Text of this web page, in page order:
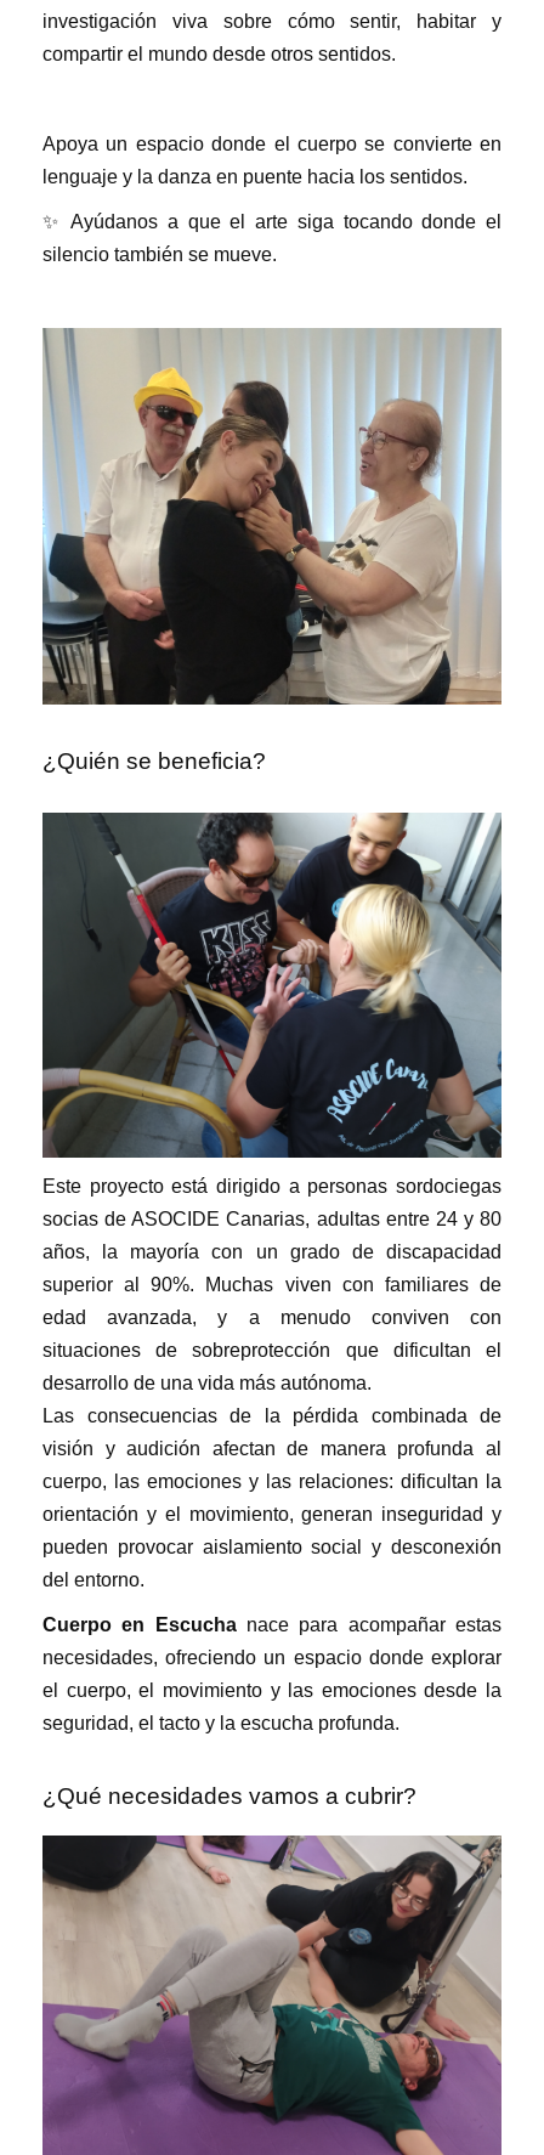
investigación viva sobre cómo sentir, habitar y
compartir el mundo desde otros sentidos.
Apoya un espacio donde el cuerpo se convierte en
lenguaje y la danza en puente hacia los sentidos.
✨ Ayúdanos a que el arte siga tocando donde el
silencio también se mueve.
¿Quién se beneficia?
Este proyecto está dirigido a personas sordociegas
socias de ASOCIDE Canarias, adultas entre 24 y 80
años, la mayoría con un grado de discapacidad
superior al 90%. Muchas viven con familiares de
edad avanzada, y a menudo conviven con
situaciones de sobreprotección que dificultan el
desarrollo de una vida más autónoma.
Las consecuencias de la pérdida combinada de
visión y audición afectan de manera profunda al
cuerpo, las emociones y las relaciones: dificultan la
orientación y el movimiento, generan inseguridad y
pueden provocar aislamiento social y desconexión
del entorno.
Cuerpo en Escuchanace para acompañar estas
necesidades, ofreciendo un espacio donde explorar
el cuerpo, el movimiento y las emociones desde la
seguridad, el tacto y la escucha profunda.
¿Qué necesidades vamos a cubrir?